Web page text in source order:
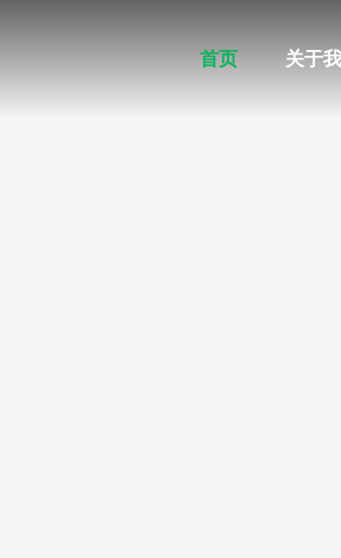
首页 关于